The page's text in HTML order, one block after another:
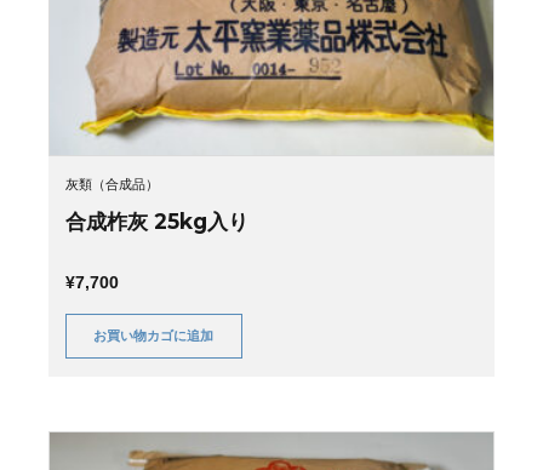
灰類（合成品）
合成柞灰 25kg入り
¥7,700
お買い物カゴに追加